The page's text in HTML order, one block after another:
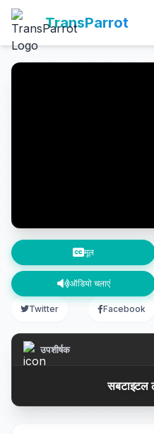
TransParrot
मूल
ऑडियो चलाएं
Twitter Facebook
उपशीर्षक
सबटाइटल